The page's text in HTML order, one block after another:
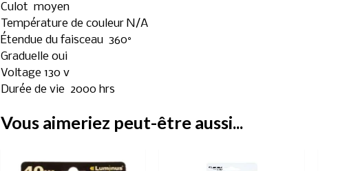
Culot moyen
Température de couleur N/A
Étendue du faisceau 360°
Graduelle oui
Voltage 130 v
Durée de vie 2000 hrs
Vous aimeriez peut-être aussi...